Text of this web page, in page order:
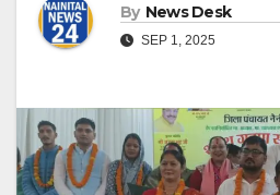
By News Desk
SEP 1, 2025